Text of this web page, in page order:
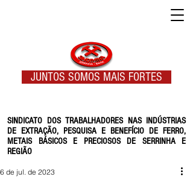
SINDICATO DOS TRABALHADORES NAS INDÚSTRIAS
DE EXTRAÇÃO, PESQUISA E BENEFÍCIO DE FERRO,
METAIS BÁSICOS E PRECIOSOS DE SERRINHA E
REGIÃO
JUNTOS SOMOS MAIS FORTES
6 de jul. de 2023